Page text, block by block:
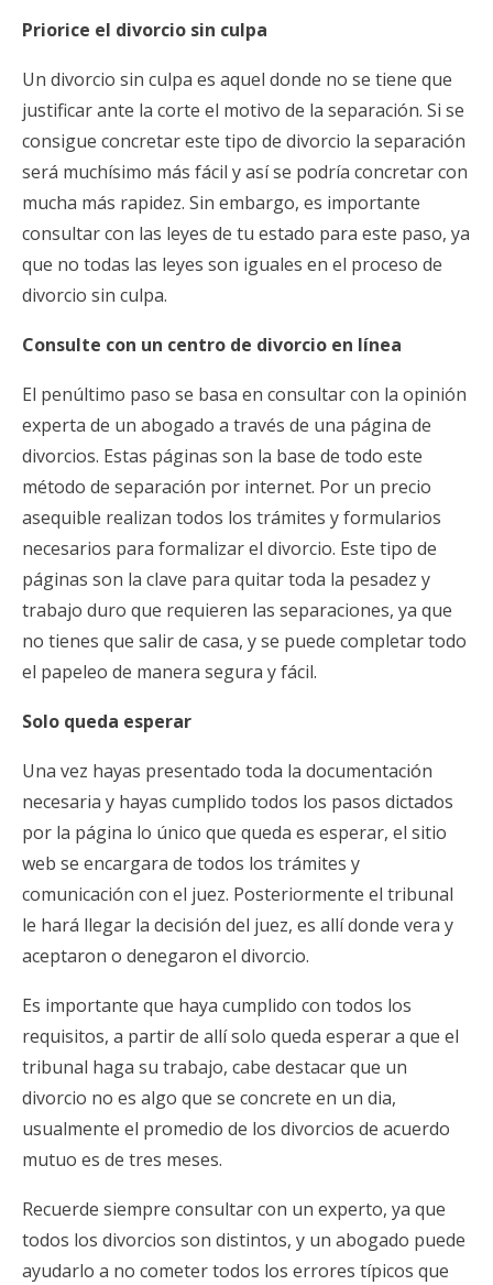
Priorice el divorcio sin culpa
Un divorcio sin culpa es aquel donde no se tiene que
justificar ante la corte el motivo de la separación. Si se
consigue concretar este tipo de divorcio la separación
será muchísimo más fácil y así se podría concretar con
mucha más rapidez. Sin embargo, es importante
consultar con las leyes de tu estado para este paso, ya
que no todas las leyes son iguales en el proceso de
divorcio sin culpa.
Consulte con un centro de divorcio en línea
El penúltimo paso se basa en consultar con la opinión
experta de un abogado a través de una página de
divorcios. Estas páginas son la base de todo este
método de separación por internet. Por un precio
asequible realizan todos los trámites y formularios
necesarios para formalizar el divorcio. Este tipo de
páginas son la clave para quitar toda la pesadez y
trabajo duro que requieren las separaciones, ya que
no tienes que salir de casa, y se puede completar todo
el papeleo de manera segura y fácil.
Solo queda esperar
Una vez hayas presentado toda la documentación
necesaria y hayas cumplido todos los pasos dictados
por la página lo único que queda es esperar, el sitio
web se encargara de todos los trámites y
comunicación con el juez. Posteriormente el tribunal
le hará llegar la decisión del juez, es allí donde vera y
aceptaron o denegaron el divorcio.
Es importante que haya cumplido con todos los
requisitos, a partir de allí solo queda esperar a que el
tribunal haga su trabajo, cabe destacar que un
divorcio no es algo que se concrete en un dia,
usualmente el promedio de los divorcios de acuerdo
mutuo es de tres meses.
Recuerde siempre consultar con un experto, ya que
todos los divorcios son distintos, y un abogado puede
ayudarlo a no cometer todos los errores típicos que